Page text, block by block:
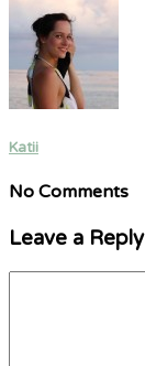
Katii
No Comments
Leave a Reply